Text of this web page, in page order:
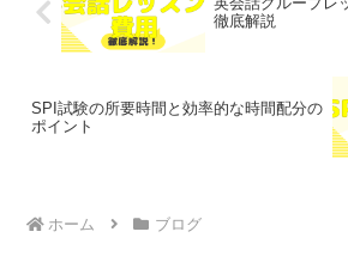
徹底解説
SPI試験の所要時間と効率的な時間配分の
ポイント
ホーム ブログ